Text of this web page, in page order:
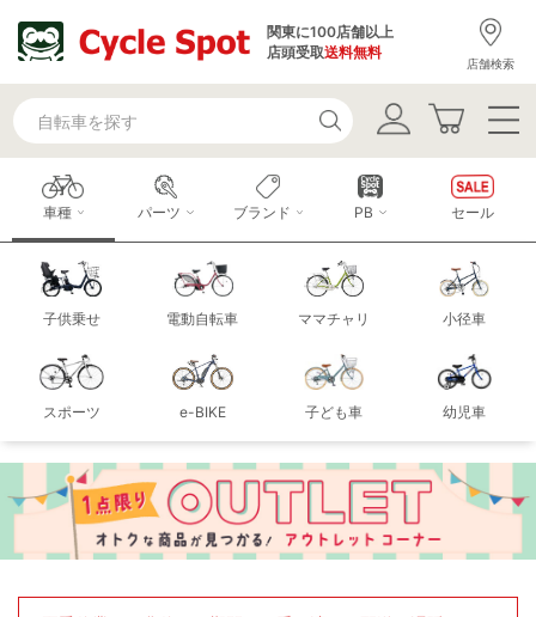
関東に100店舗以上
店頭受取送料無料
店舗検索
車種
子供乗せ 電動自転車 ママチャリ 小径車
スポーツ e-BIKE 子ども車 幼児車
パーツ ブランド PB セール